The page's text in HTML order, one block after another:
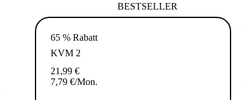
BESTSELLER
65 % Rabatt
KVM 2
21,99 €
7,79 €/Mon.